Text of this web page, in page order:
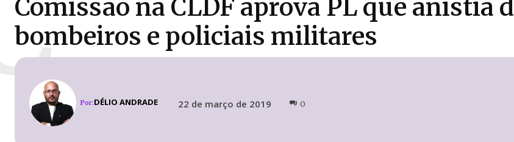
Comissão na CLDF aprova PL que anistia
bombeiros e policiais militares
Por:DÉLIO ANDRADE 22 de março de 2019 0